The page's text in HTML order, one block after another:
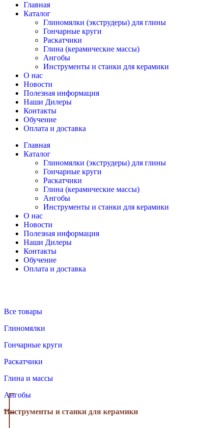
Главная
Каталог
Глиномялки (экструдеры) для глины
Гончарные круги
Раскатчики
Глина (керамические массы)
Ангобы
Инструменты и станки для керамики
О нас
Новости
Полезная информация
Наши Дилеры
Контакты
Обучение
Оплата и доставка
Главная
Каталог
Глиномялки (экструдеры) для глины
Гончарные круги
Раскатчики
Глина (керамические массы)
Ангобы
Инструменты и станки для керамики
О нас
Новости
Полезная информация
Наши Дилеры
Контакты
Обучение
Оплата и доставка
Все товары
Глиномялки
Гончарные круги
Раскатчики
Глина и массы
Ангобы
Инструменты и станки для керамики